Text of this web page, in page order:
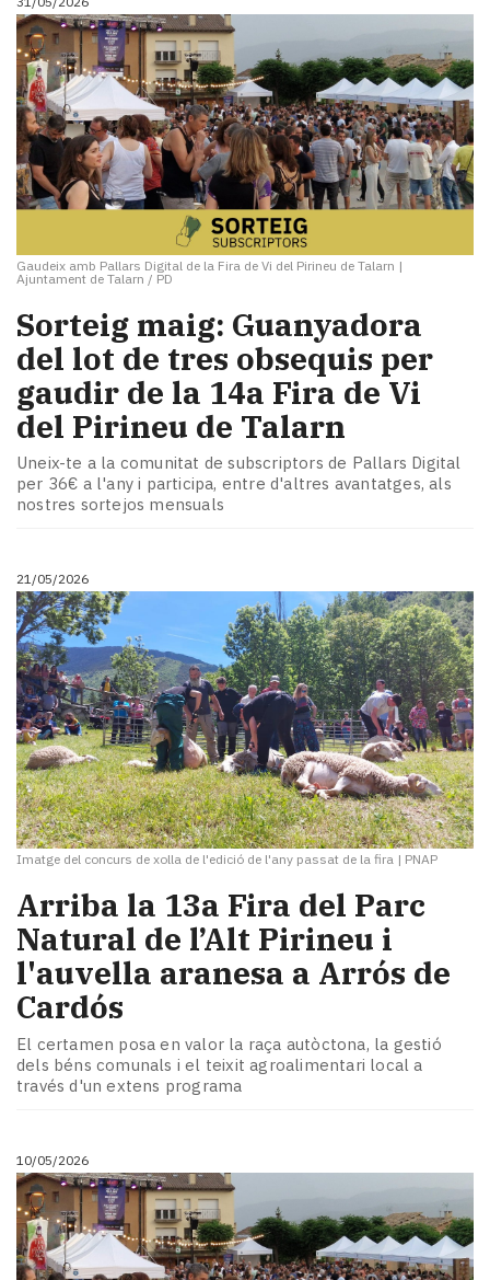
Gaudeix amb Pallars Digital de la Fira de Vi del Pirineu de Talarn |
Ajuntament de Talarn / PD
Sorteig maig: Guanyadora
del lot de tres obsequis per
gaudir de la 14a Fira de Vi
del Pirineu de Talarn
Uneix-te a la comunitat de subscriptors de Pallars Digital
per 36€ a l'any i participa, entre d'altres avantatges, als
nostres sortejos mensuals
21/05/2026
Imatge del concurs de xolla de l'edició de l'any passat de la fira | PNAP
Arriba la 13a Fira del Parc
Natural de l’Alt Pirineu i
l'auvella aranesa a Arrós de
Cardós
El certamen posa en valor la raça autòctona, la gestió
dels béns comunals i el teixit agroalimentari local a
través d'un extens programa
10/05/2026